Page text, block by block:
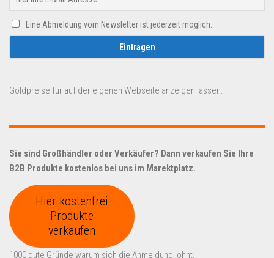
Eine Abmeldung vom Newsletter ist jederzeit möglich.
Goldpreise für auf der eigenen Webseite anzeigen lassen.
Sie sind Großhändler oder Verkäufer? Dann verkaufen Sie Ihre
B2B Produkte kostenlos bei uns im Marektplatz.
Hier kostenfrei
Produkte
verkaufen
1000 gute Gründe warum sich die Anmeldung lohnt.